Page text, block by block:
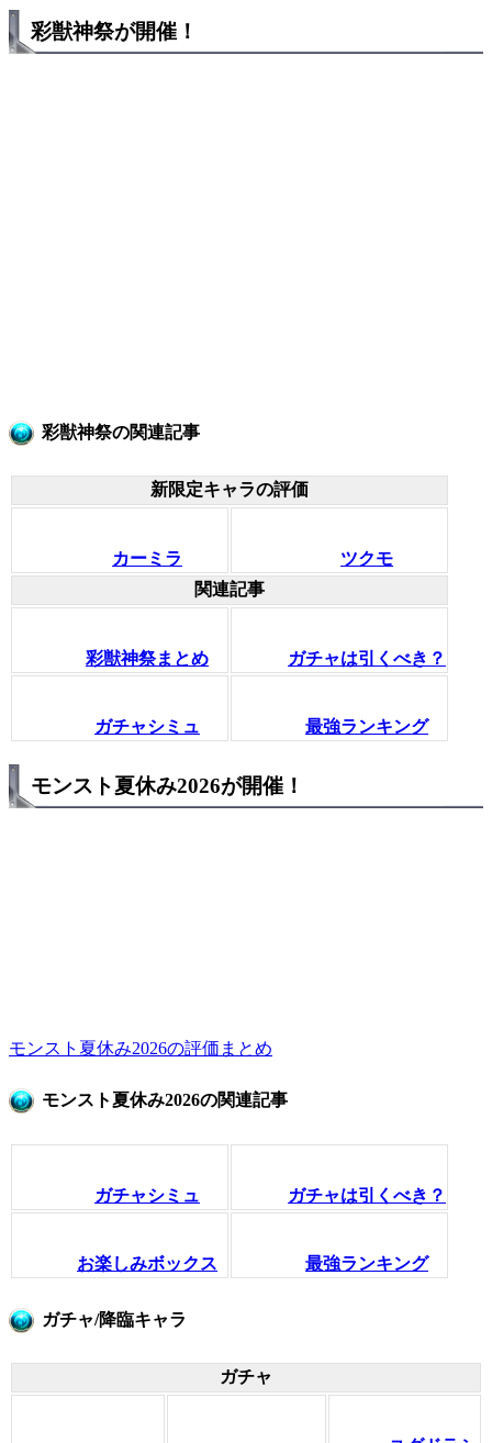
彩獣神祭が開催！
彩獣神祭の関連記事
新限定キャラの評価
カーミラ
ツクモ
関連記事
彩獣神祭まとめ ガチャは引くべき？
ガチャシミュ 最強ランキング
モンスト夏休み2026が開催！
モンスト夏休み2026の評価まとめ
モンスト夏休み2026の関連記事
ガチャシミュ ガチャは引くべき？
お楽しみボックス 最強ランキング
ガチャ/降臨キャラ
ガチャ